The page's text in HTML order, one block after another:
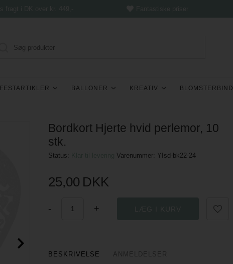
FESTARTIKLER BALLONER KREATIV
Bordkort Hjerte hvid perlemor, 10
stk.
Status: Klar til leveringVarenummer: YIsd-bk22-24
25,00 DKK
- +
BESKRIVELSE ANMELDELSER